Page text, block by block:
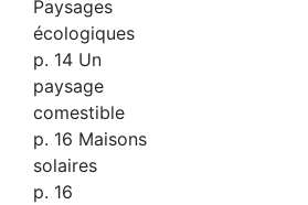
Paysages
écologiques
p. 14 Un
paysage
comestible
p. 16 Maisons
solaires
p. 16